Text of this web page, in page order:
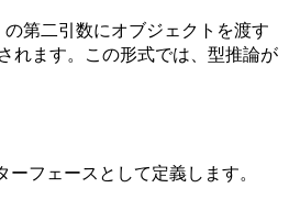
の第二引数にオブジェクトを渡す
れます。この形式では、型推論が
フェースとして定義します。